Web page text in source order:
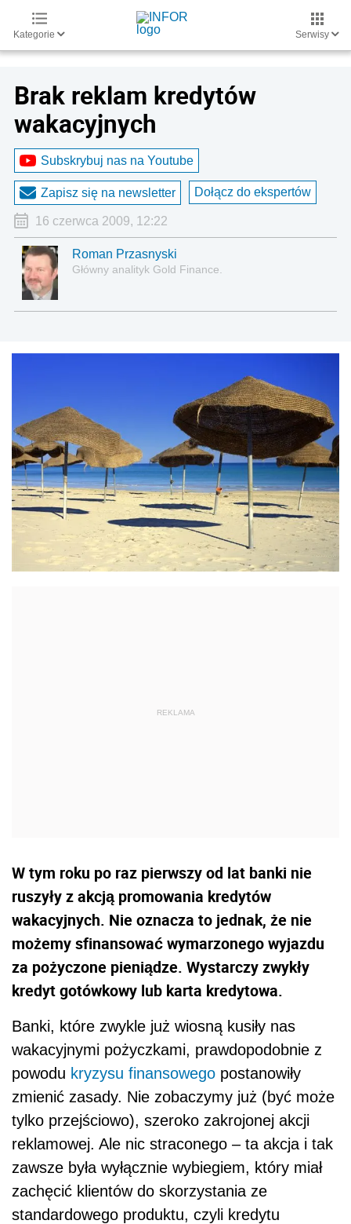
Kategorie Serwisy
Brak reklam kredytów
wakacyjnych
Subskrybuj nas na Youtube
Zapisz się na newsletter Dołącz do ekspertów
16 czerwca 2009, 12:22
Roman Przasnyski
Główny analityk Gold Finance.
W tym roku po raz pierwszy od lat banki nie
ruszyły z akcją promowania kredytów
wakacyjnych. Nie oznacza to jednak, że nie
możemy sfinansować wymarzonego wyjazdu
za pożyczone pieniądze. Wystarczy zwykły
kredyt gotówkowy lub karta kredytowa.
Banki, które zwykle już wiosną kusiły nas
wakacyjnymi pożyczkami, prawdopodobnie z
powodu kryzysu finansowego postanowiły
zmienić zasady. Nie zobaczymy już (być może
tylko przejściowo), szeroko zakrojonej akcji
reklamowej. Ale nic straconego – ta akcja i tak
zawsze była wyłącznie wybiegiem, który miał
zachęcić klientów do skorzystania ze
standardowego produktu, czyli kredytu